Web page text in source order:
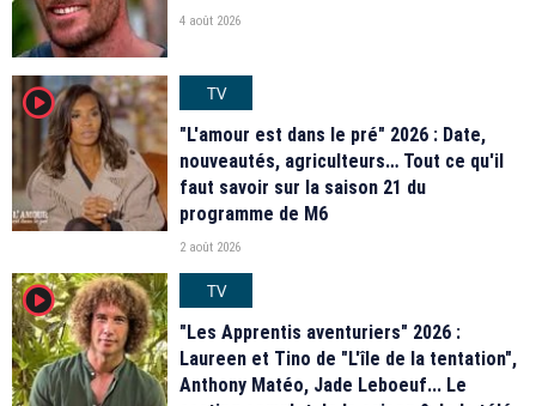
4 août 2026
player2
TV
"L'amour est dans le pré" 2026 : Date,
nouveautés, agriculteurs… Tout ce qu'il
faut savoir sur la saison 21 du
programme de M6
2 août 2026
player2
TV
"Les Apprentis aventuriers" 2026 :
Laureen et Tino de "L'île de la tentation",
Anthony Matéo, Jade Leboeuf... Le